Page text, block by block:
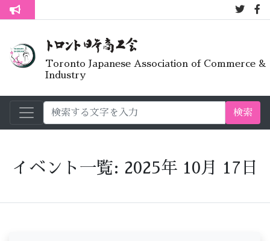
トロント生活不安疑問質問懇談会
7月オープン
Toronto Japanese Association of Commerce &
Industry
検索
イベント一覧: 2025年 10月 17日